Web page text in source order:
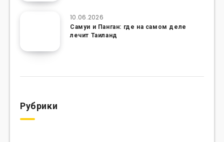
10.06.2026
Самуи и Панган: где на самом деле
лечит Таиланд
Рубрики